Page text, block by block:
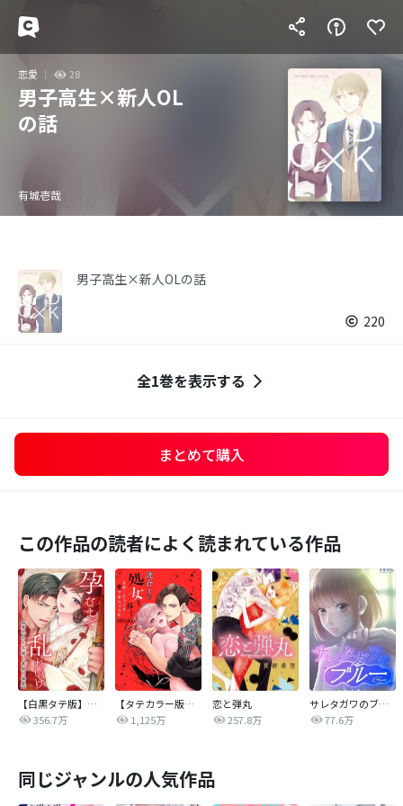
恋愛 28
男子高生×新人OL
の話
有城壱哉
男子高生×新人OLの話
220
全1巻を表示する
まとめて購入
この作品の読者によく読まれている作品
【白黒タテ版】孕むまで乱れいけ～身代わり花嫁と軍服の猛愛
356.7万
【タテカラー版】漣蒼士に処女を捧ぐ～さあ、じっくり愛でましょうか
1,125万
恋と弾丸
257.8万
サレタガワのブルー【タテヨミ】
77.6万
同じジャンルの人気作品